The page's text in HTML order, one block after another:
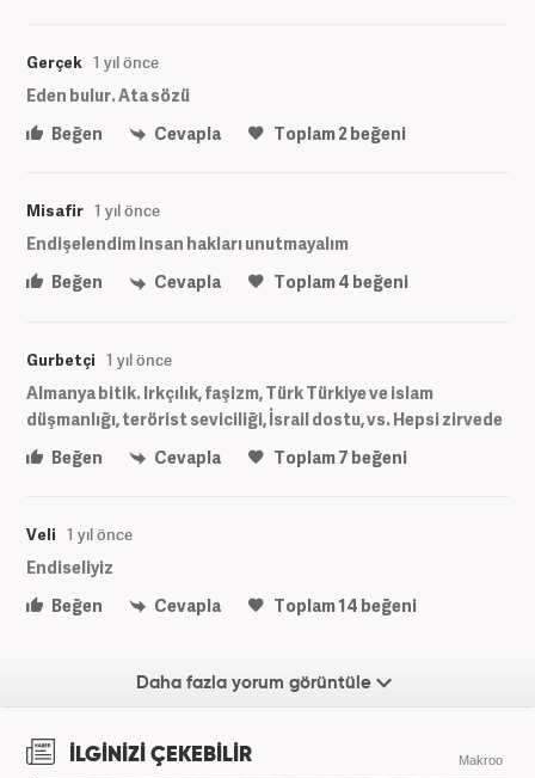
Gerçek 1 yıl önce
Eden bulur. Ata sözü
Beğen
Cevapla Toplam2 beğeni
Misafir 1 yıl önce
Endişelendim insan hakları unutmayalım
Beğen
Cevapla Toplam4 beğeni
Gurbetçi 1 yıl önce
Almanya bitik. Irkçılık, faşizm, Türk Türkiye ve islam
düşmanlığı, terörist seviciliği, İsrail dostu, vs. Hepsi zirvede
Beğen
Cevapla Toplam7 beğeni
Veli 1 yıl önce
Endiseliyiz
Beğen
Cevapla Toplam14 beğeni
Daha fazla yorum görüntüle
İLGİNİZİ ÇEKEBİLİR Makroo